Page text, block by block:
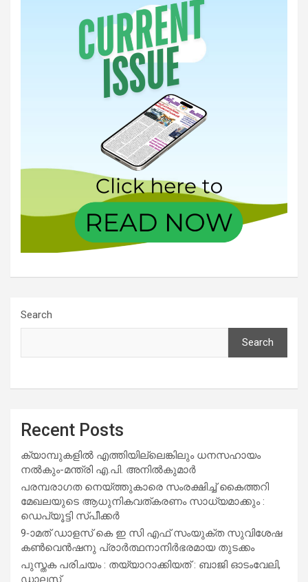
Search
Search
Recent Posts
ക്യാമ്പുകളിൽ എത്തിയില്ലെങ്കിലും ധനസഹായം
നൽകും-മന്ത്രി എ.പി. അനിൽകുമാർ
പരമ്പരാഗത നെയ്ത്തുകാരെ സംരക്ഷിച്ച് കൈത്തറി
മേഖലയുടെ ആധുനികവത്കരണം സാധ്യമാക്കും :
ഡെപ്യൂട്ടി സ്പീക്കർ
9-ാമത് ഡാളസ് കെ ഇ സി എഫ് സംയുക്ത സുവിശേഷ
കൺവെൻഷനു പ്രാർത്ഥനാനിർഭരമായ തുടക്കം
പുസ്തക പരിചയം : തയ്യാറാക്കിയത് : ബാജി ഓടംവേലി,
ഡാലസ്